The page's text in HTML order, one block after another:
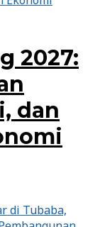
2027:
dan